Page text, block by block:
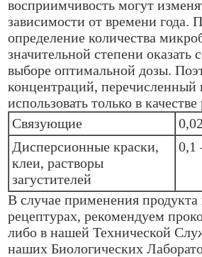
восприимчивость могут
зависимости от времени года.
определение количества
значительной степени оказать
выборе оптимальной дозы.
концентраций, перечисленный
использовать только в
Связующие
Дисперсионные краски,
клеи, растворы
загустителей
0,1
В случае применения продукта
рецептурах, рекомендуем
либо в нашей Технической
наших Биологических